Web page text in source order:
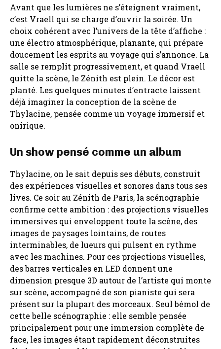
Avant que les lumières ne s’éteignent vraiment,
c’est Vraell qui se charge d’ouvrir la soirée. Un
choix cohérent avec l’univers de la tête d’affiche :
une électro atmosphérique, planante, qui prépare
doucement les esprits au voyage qui s’annonce. La
salle se remplit progressivement, et quand Vraell
quitte la scène, le Zénith est plein. Le décor est
planté. Les quelques minutes d’entracte laissent
déjà imaginer la conception de la scène de
Thylacine, pensée comme un voyage immersif et
onirique.
Un show pensé comme un album
Thylacine, on le sait depuis ses débuts, construit
des expériences visuelles et sonores dans tous ses
lives. Ce soir au Zénith de Paris, la scénographie
confirme cette ambition : des projections visuelles
immersives qui enveloppent toute la scène, des
images de paysages lointains, de routes
interminables, de lueurs qui pulsent en rythme
avec les machines. Pour ces projections visuelles,
des barres verticales en LED donnent une
dimension presque 3D autour de l’artiste qui monte
sur scène, accompagné de son pianiste qui sera
présent sur la plupart des morceaux. Seul bémol de
cette belle scénographie : elle semble pensée
principalement pour une immersion complète de
face, les images étant rapidement déconstruites